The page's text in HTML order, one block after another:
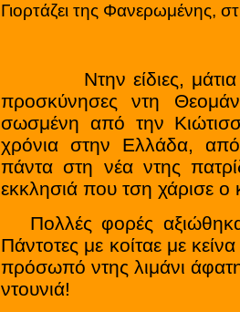
Γιορτάζει της Φανερωμένης,
Ντην είδιες, μάτια
προσκύνησες ντη
σωσμένη από την
χρόνια στην Ελλάδα,
πάντα στη νέα ντης
εκκλησιά που τση χάρισε
Πολλές φορές αξιώθηκα
Πάντοτες με κοίταε με
πρόσωπό ντης λιμάνι
ντουνιά!